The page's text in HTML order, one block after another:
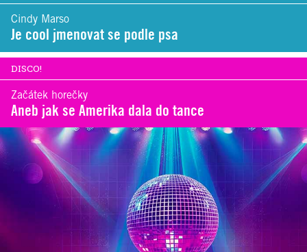
Cindy Marso
Je cool jmenovat se podle psa
DISCO!
Začátek horečky
Aneb jak se Amerika dala do tance